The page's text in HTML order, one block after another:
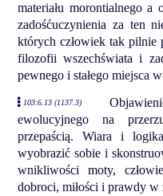
materiału morontialnego a
zadośćuczynienia za ten
których człowiek tak pilnie
filozofii wszechświata i
pewnego i stałego miejsca
103:6.13 (1137.3)
ewolucyjnego na
przepaścią. Wiara i
wyobrazić sobie i
wnikliwości moty,
dobroci, miłości i prawdy w